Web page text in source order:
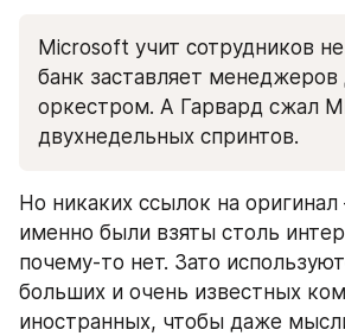
Microsoft учит сотрудников
банк заставляет
оркестром. А Гарвард сжал
двухнедельных спринтов.
Но никаких ссылок на
именно были взяты столь
почему-то нет. Зато
больших и очень известных
иностранных, чтобы даже